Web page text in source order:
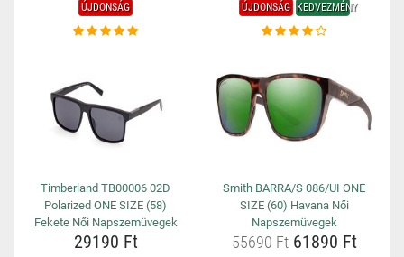
ÚJDONSÁG
Timberland TB00006 02D
Polarized ONE SIZE (58)
Fekete Női Napszemüvegek
29190 Ft
ÚJDONSÁG KEDVEZMÉNY
Smith BARRA/S 086/UI ONE
SIZE (60) Havana Női
Napszemüvegek
55690 Ft61890 Ft